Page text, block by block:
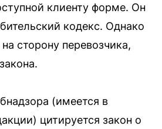
клиенту форме. Он
кодекс. Однако
сторону перевозчика,
(имеется в
цитируется закон о